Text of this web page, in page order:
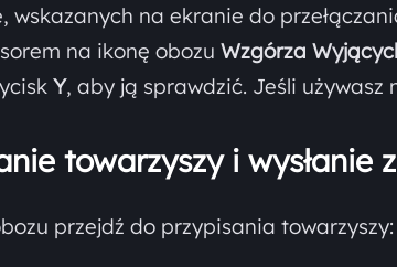
wskazanych na ekranie do
na ikonę obozu Wzgórza
Y, aby ją sprawdzić. Jeśli używasz
towarzyszy i wysłanie
przejdź do przypisania towarzyszy: